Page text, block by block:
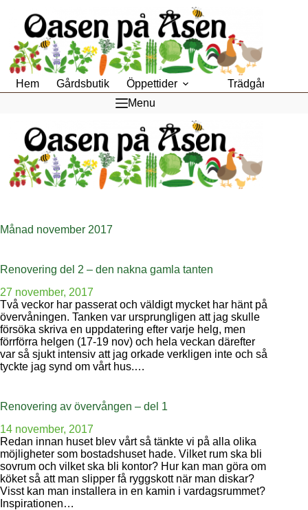
innehåll
Hem Gårdsbutik Öppettider Trädgårdsfik
Menu
Månad november 2017
Renovering del 2 – den nakna gamla tanten
27 november, 2017
Två veckor har passerat och väldigt mycket har hänt på
övervåningen. Tanken var ursprungligen att jag skulle
försöka skriva en uppdatering efter varje helg, men
förrförra helgen (17-19 nov) och hela veckan därefter
var så sjukt intensiv att jag orkade verkligen inte och så
tyckte jag synd om vårt hus.…
Renovering av övervången – del 1
14 november, 2017
Redan innan huset blev vårt så tänkte vi på alla olika
möjligheter som bostadshuset hade. Vilket rum ska bli
sovrum och vilket ska bli kontor? Hur kan man göra om
köket så att man slipper få ryggskott när man diskar?
Visst kan man installera in en kamin i vardagsrummet?
Inspirationen…